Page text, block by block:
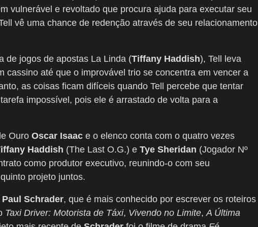
vulnerável e revoltado que procura ajuda para executar seu
vê uma chance de redenção através de seu relacionamento
de jogos de apostas La Linda (Tiffany Haddish), Tell leva
cassino até que o improvável trio se concentra em vencer a
as coisas ficam difíceis quando Tell percebe que tentar
impossível, pois ele é arrastado de volta para a
Ouro Oscar Isaac e o elenco conta com o quatro vezes
Haddish (The Last O.G.) e Tye Sheridan (Jogador Nº
como produtor executivo, reunindo-o com seu
projeto juntos.
Paul Schrader, que é mais conhecido por escrever os roteiros
Taxi Driver: Motorista de Táxi, Vivendo no Limite,A Última